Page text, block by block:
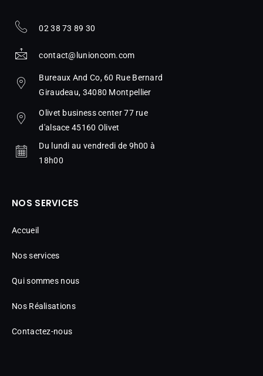
02 38 73 89 30
contact@lunioncom.com
Bureaux And Co, 60 Rue Bernard
Giraudeau, 34080 Montpellier
Olivet business center 77 rue
d'alsace 45160 Olivet
Du lundi au vendredi de 9h00 à
18h00
NOS SERVICES
Accueil
Nos services
Qui sommes nous
Nos Réalisations
Contactez-nous